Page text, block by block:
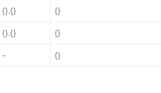
{}.{}
{}
{}.{}
{}
– {}